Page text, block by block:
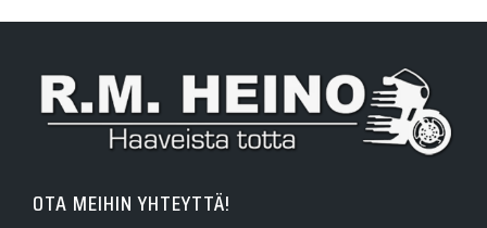
OTA MEIHIN YHTEYTTÄ!